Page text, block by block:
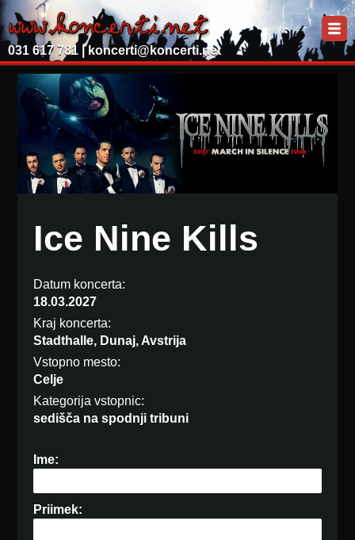
031 617 781 | koncerti@koncerti.net
Ice Nine Kills
Datum koncerta:
18.03.2027
Kraj koncerta:
Stadthalle, Dunaj, Avstrija
Vstopno mesto:
Celje
Kategorija vstopnic:
sedišča na spodnji tribuni
Ime:
Priimek: